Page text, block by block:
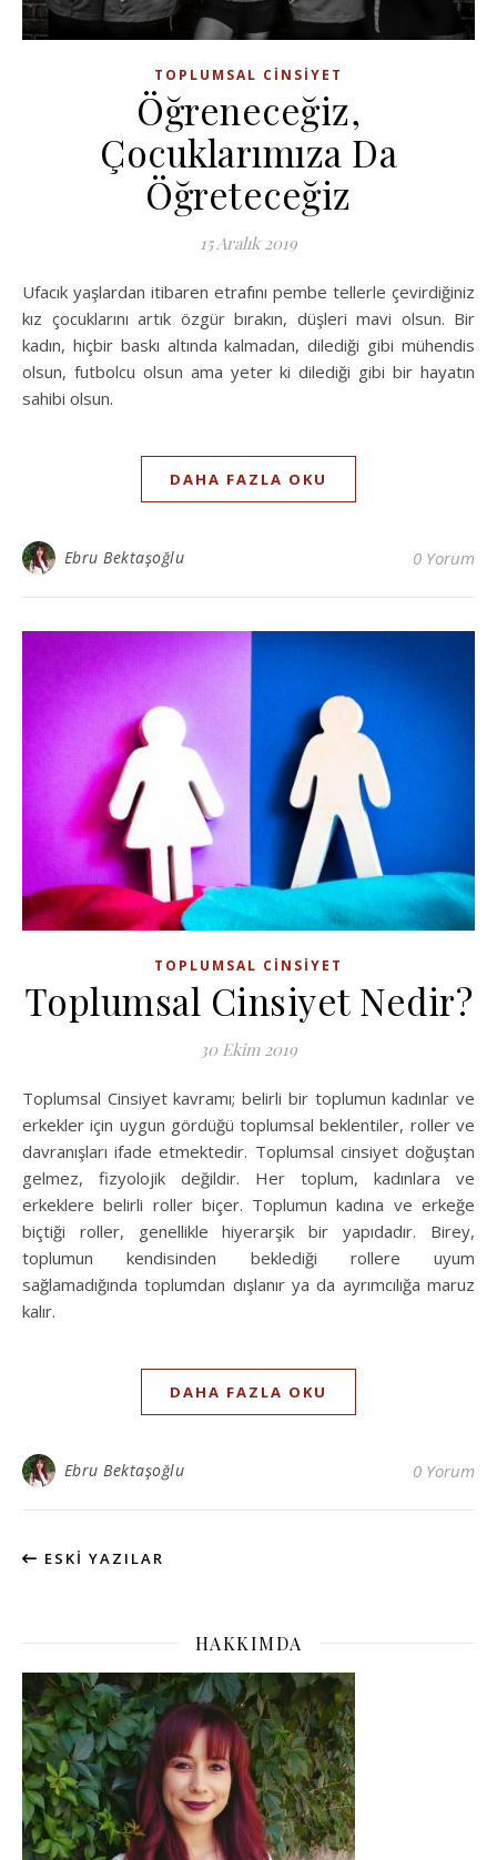
TOPLUMSAL CINSIYET
Öğreneceğiz,
Çocuklarımıza Da
Öğreteceğiz
15 Aralık 2019
Ufacık yaşlardan itibaren etrafını pembe tellerle çevirdiğiniz
kız çocuklarını artık özgür bırakın, düşleri mavi olsun. Bir
kadın, hiçbir baskı altında kalmadan, dilediği gibi mühendis
olsun, futbolcu olsun ama yeter ki dilediği gibi bir hayatın
sahibi olsun.
DAHA FAZLA OKU
Ebru Bektaşoğlu 0 Yorum
TOPLUMSAL CINSIYET
Toplumsal Cinsiyet Nedir?
30 Ekim 2019
Toplumsal Cinsiyet kavramı; belirli bir toplumun kadınlar ve
erkekler için uygun gördüğü toplumsal beklentiler, roller ve
davranışları ifade etmektedir. Toplumsal cinsiyet doğuştan
gelmez, fizyolojik değildir. Her toplum, kadınlara ve
erkeklere belirli roller biçer. Toplumun kadına ve erkeğe
biçtiği roller, genellikle hiyerarşik bir yapıdadır. Birey,
toplumun kendisinden beklediği rollere uyum
sağlamadığında toplumdan dışlanır ya da ayrımcılığa maruz
kalır.
DAHA FAZLA OKU
Ebru Bektaşoğlu 0 Yorum
ESKI YAZILAR
HAKKIMDA